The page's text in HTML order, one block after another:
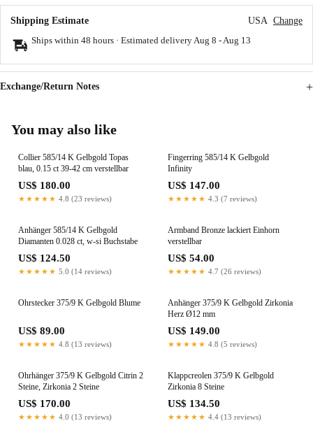
Shipping Estimate USA Change
Ships within 48 hours · Estimated delivery Aug 8 - Aug 13
Exchange/Return Notes
You may also like
Collier 585/14 K Gelbgold Topas
blau, 0.15 ct 39-42 cm verstellbar
US$ 180.00
★★★★★ 4.8 (23 reviews)
Fingerring 585/14 K Gelbgold
Infinity
US$ 147.00
★★★★★ 4.3 (7 reviews)
Anhänger 585/14 K Gelbgold
Diamanten 0.028 ct, w-si Buchstabe
US$ 124.50
★★★★★ 5.0 (14 reviews)
Armband Bronze lackiert Einhorn
verstellbar
US$ 54.00
★★★★★ 4.7 (26 reviews)
Ohrstecker 375/9 K Gelbgold Blume
US$ 89.00
★★★★★ 4.8 (13 reviews)
Anhänger 375/9 K Gelbgold Zirkonia
Herz Ø12 mm
US$ 149.00
★★★★★ 4.8 (5 reviews)
Ohrhänger 375/9 K Gelbgold Citrin 2
Steine, Zirkonia 2 Steine
US$ 170.00
★★★★★ 4.0 (13 reviews)
Klappcreolen 375/9 K Gelbgold
Zirkonia 8 Steine
US$ 134.50
★★★★★ 4.4 (13 reviews)